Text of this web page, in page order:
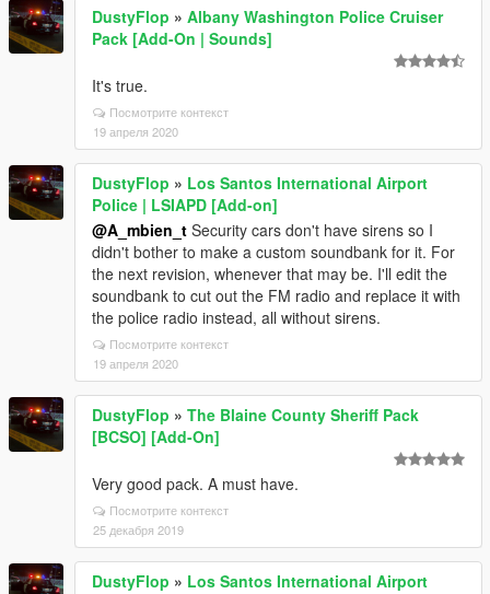
DustyFlop » Albany Washington Police Cruiser
Pack [Add-On | Sounds]
It's true.
Посмотрите контекст
19 апреля 2020
DustyFlop » Los Santos International Airport
Police | LSIAPD [Add-on]
@A_mbien_t Security cars don't have sirens so I
didn't bother to make a custom soundbank for it. For
the next revision, whenever that may be. I'll edit the
soundbank to cut out the FM radio and replace it with
the police radio instead, all without sirens.
Посмотрите контекст
19 апреля 2020
DustyFlop » The Blaine County Sheriff Pack
[BCSO] [Add-On]
Very good pack. A must have.
Посмотрите контекст
25 декабря 2019
DustyFlop » Los Santos International Airport